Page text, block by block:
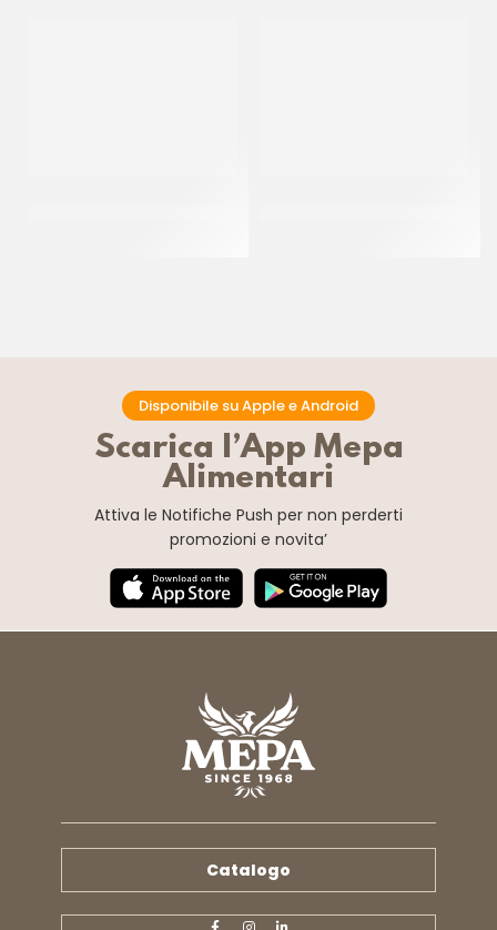
Disponibile su Apple e Android
Scarica l’App Mepa
Alimentari
Attiva le Notifiche Push per non perderti
promozioni e novita’
Catalogo